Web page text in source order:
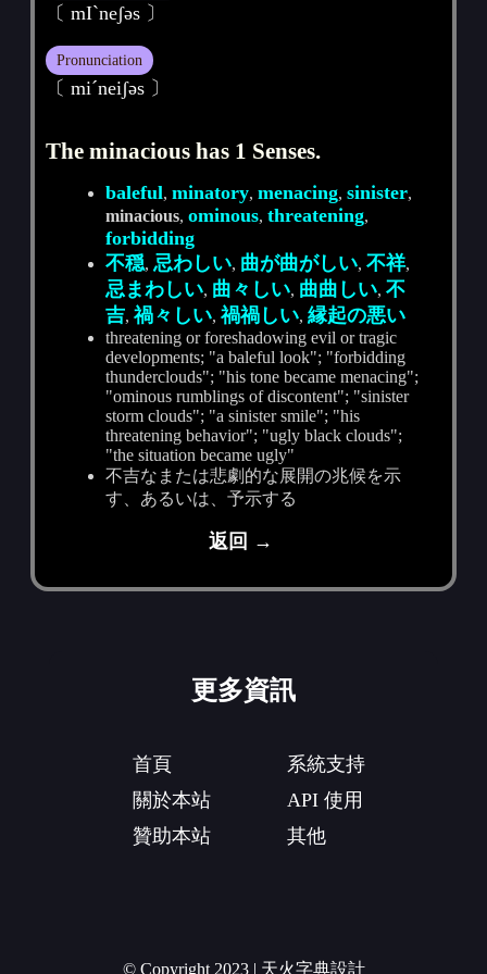
〔 mIˋneʃәs 〕
Pronunciation
〔 miˊneiʃәs 〕
The minacious has 1 Senses.
baleful,minatory,menacing,sinister,
minacious,ominous,threatening,
forbidding
不穏, 忌わしい, 曲が曲がしい,不祥,
忌まわしい, 曲々しい, 曲曲しい,不
吉,禍々しい,禍禍しい,縁起の悪い
threatening or foreshadowing evil or tragic
developments; "a baleful look"; "forbidding
thunderclouds"; "his tone became menacing";
"ominous rumblings of discontent"; "sinister
storm clouds"; "a sinister smile"; "his
threatening behavior"; "ugly black clouds";
"the situation became ugly"
不吉なまたは悲劇的な展開の兆候を示
す、あるいは、予示する
返回 →
更多資訊
首頁
關於本站
贊助本站
系統支持
API 使用
其他
© Copyright 2023 | 天火字典設計